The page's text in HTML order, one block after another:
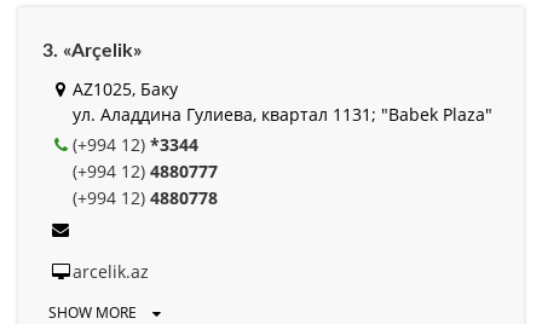
3. «Arçelik»
AZ1025, Баку
ул. Аладдина Гулиева, квартал 1131; "Babek Plaza"
(+994 12) *3344
(+994 12) 4880777
(+994 12) 4880778
arcelik.az
SHOW MORE